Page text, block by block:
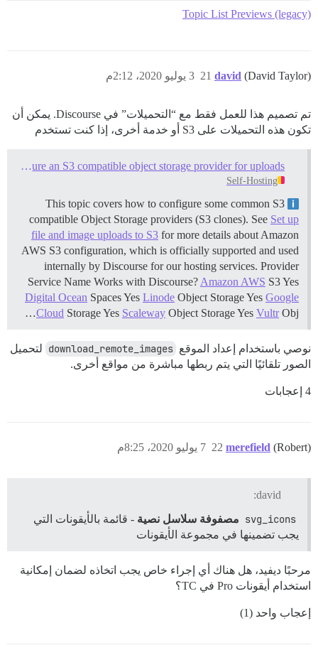
Topic List Previews (legacy)
david (David Taylor) 3 يوليو 2020، 2:12م 21
تم تصميم هذا للعمل فقط مع “التحميلات” في Discourse. يمكن أن
تكون هذه التحميلات على S3 أو خدمة أخرى، إذا كنت تستخدم
Configure an S3 compatible object storage provider for uploads
Self-Hosting
This topic covers how to configure some common S3
compatible Object Storage providers (S3 clones). See Set up
file and image uploads to S3 for more details about Amazon
AWS S3 configuration, which is officially supported and used
internally by Discourse for our hosting services. Provider
Service Name Works with Discourse? Amazon AWS S3 Yes
Digital Ocean Spaces Yes Linode Object Storage Yes Google
Cloud Storage Yes Scaleway Object Storage Yes VultrObj…
نوصي باستخدام إعداد الموقع download_remote_images لتحميل
الصور تلقائيًا التي يتم ربطها مباشرة من مواقع أخرى.
4 إعجابات
merefield (Robert) 7 يوليو 2020، 8:25م 22
david:
svg_icons مصفوفة سلاسل نصية - قائمة بالأيقونات التي
يجب تضمينها في مجموعة الأيقونات
مرحبًا ديفيد، هل هناك أي إجراء خاص يجب اتخاذه لضمان إمكانية
استخدام أيقونات Pro في TC؟
إعجاب واحد (1)